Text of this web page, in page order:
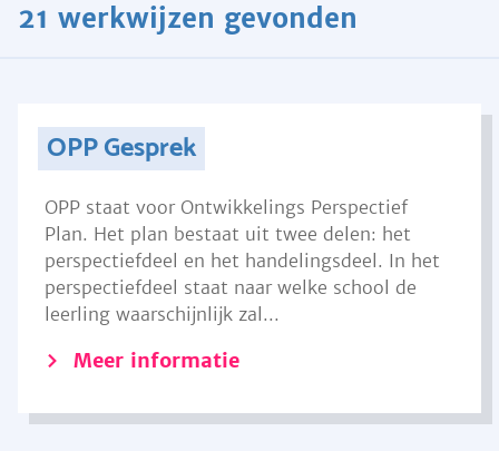
21 werkwijzen gevonden
OPP Gesprek
OPP staat voor Ontwikkelings Perspectief
Plan. Het plan bestaat uit twee delen: het
perspectiefdeel en het handelingsdeel. In het
perspectiefdeel staat naar welke school de
leerling waarschijnlijk zal...
Meer informatie